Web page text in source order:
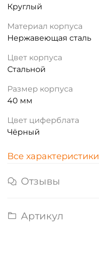
Круглый
Материал корпуса
Нержавеющая сталь
Цвет корпуса
Стальной
Размер корпуса
40 мм
Цвет циферблата
Чёрный
Все характеристики
Отзывы
Артикул